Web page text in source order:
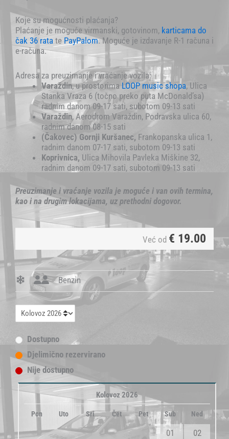
Koje su mogućnosti plaćanja?
Plaćanje je moguće virmanski, gotovinom, karticama do
čak 36 rata te PayPalom. Moguće je izdavanje R-1 računa i
e-računa.
Adresa za preuzimanje i vraćanje vozila:
Varaždin, u prostorima LOOP music shopa, Ulica
Stanka Vraza 6 (točno preko puta McDonald’sa)
radnim danom 09-17 sati, subotom 09-13 sati
Varaždin, Aerodrom Varaždin, Podravska ulica 60,
radnim danom 08-15 sati
(Čakovec) Gornji Kuršanec, Frankopanska ulica 1,
radnim danom 07-17 sati, subotom 09-13 sati
Koprivnica, Ulica Mihovila Pavleka Miškine 32,
radnim danom 09-17 sati, subotom 09-13 sati
Preuzimanje i vraćanje vozila je moguće i van ovih termina,
kao i na drugim lokacijama, uz prethodni dogovor.
Već od € 19.00
Benzin
Dostupno
Djelimično rezervirano
Nije dostupno
Kolovoz 2026
Pon Uto Sri Čet Pet Sub Ned
01
02